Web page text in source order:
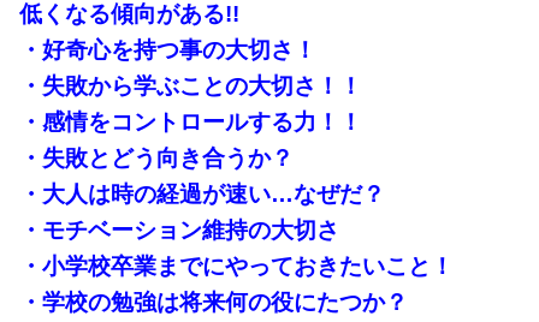
低くなる傾向がある!!
・好奇心を持つ事の大切さ！
・失敗から学ぶことの大切さ！！
・感情をコントロールする力！！
・失敗とどう向き合うか？
・大人は時の経過が速い…なぜだ？
・モチベーション維持の大切さ
・小学校卒業までにやっておきたいこと！
・学校の勉強は将来何の役にたつか？